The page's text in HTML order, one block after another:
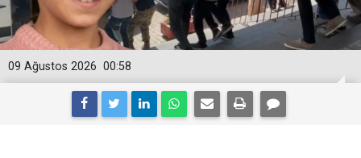
00:58
09 Ağustos 2026